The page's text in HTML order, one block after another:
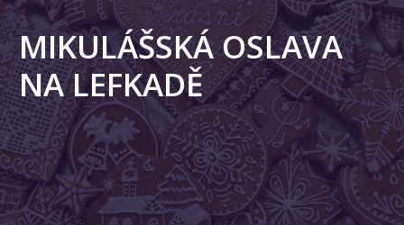
MIKULÁŠSKÁ OSLAVA
NA LEFKADĚ